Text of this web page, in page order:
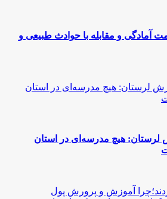
و مقابله با حوادث طبیعی و
هیچ مدرسه‌ای در استان